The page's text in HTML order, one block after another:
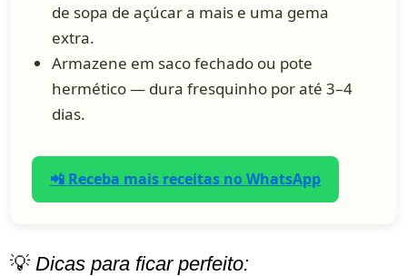
de sopa de açúcar a mais e uma gema
extra.
Armazene em saco fechado ou pote
hermético — dura fresquinho por até 3–4
dias.
📲 Receba mais receitas no WhatsApp
💡 Dicas para ficar perfeito: